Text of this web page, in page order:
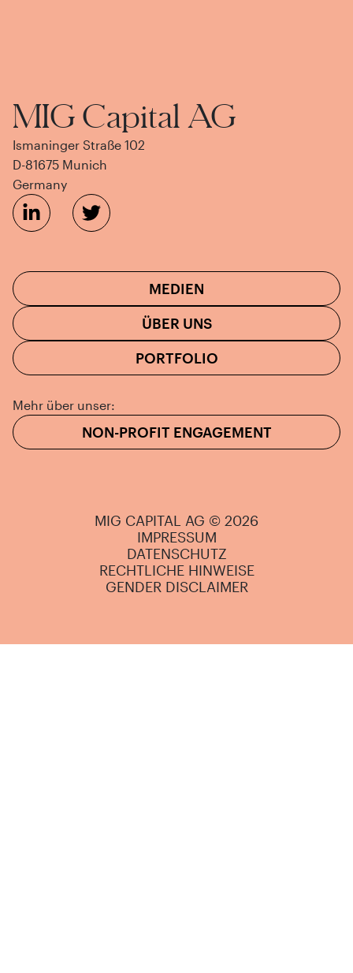
MIG Capital AG
Ismaninger Straße 102
D-81675 Munich
Germany
MEDIEN
ÜBER UNS
PORTFOLIO
Mehr über unser:
NON-PROFIT ENGAGEMENT
MIG CAPITAL AG © 2026
IMPRESSUM
DATENSCHUTZ
RECHTLICHE HINWEISE
GENDER DISCLAIMER